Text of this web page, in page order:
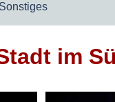
Sonstiges
im